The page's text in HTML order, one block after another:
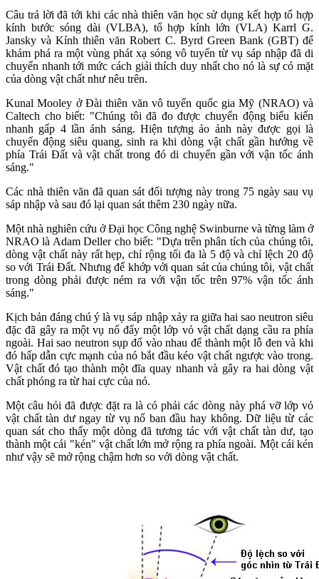
Câu trả lời đã tới khi các nhà thiên văn học sử dụng kết hợp tổ hợp
kính bước sóng dài (VLBA), tổ hợp kính lớn (VLA) Karrl G.
Jansky và Kính thiên văn Robert C. Byrd Green Bank (GBT) để
khám phá ra một vùng phát xạ sóng vô tuyến từ vụ sáp nhập đã di
chuyển nhanh tới mức cách giải thích duy nhất cho nó là sự có mặt
của dòng vật chất như nêu trên.
Kunal Mooley ở Đài thiên văn vô tuyến quốc gia Mỹ (NRAO) và
Caltech cho biết: "Chúng tôi đã đo được chuyển động biểu kiến
nhanh gấp 4 lần ánh sáng. Hiện tượng ảo ảnh này được gọi là
chuyển động siêu quang, sinh ra khi dòng vật chất gần hướng về
phía Trái Đất và vật chất trong đó di chuyển gần với vận tốc ánh
sáng."
Các nhà thiên văn đã quan sát đối tượng này trong 75 ngày sau vụ
sáp nhập và sau đó lại quan sát thêm 230 ngày nữa.
Một nhà nghiên cứu ở Đại học Công nghệ Swinburne và từng làm ở
NRAO là Adam Deller cho biết: "Dựa trên phân tích của chúng tôi,
dòng vật chất này rất hẹp, chỉ rộng tối đa là 5 độ và chỉ lệch 20 độ
so với Trái Đất. Nhưng để khớp với quan sát của chúng tôi, vật chất
trong dòng phải được ném ra với vận tốc trên 97% vận tốc ánh
sáng."
Kịch bản đáng chú ý là vụ sáp nhập xảy ra giữa hai sao neutron siêu
đặc đã gây ra một vụ nổ đẩy một lớp vỏ vật chất dạng cầu ra phía
ngoài. Hai sao neutron sụp đổ vào nhau để thành một lỗ đen và khi
đó hấp dẫn cực mạnh của nó bắt đầu kéo vật chất ngược vào trong.
Vật chất đó tạo thành một đĩa quay nhanh và gây ra hai dòng vật
chất phóng ra từ hai cực của nó.
Một câu hỏi đã được đặt ra là có phải các dòng này phá vỡ lớp vỏ
vật chất tàn dư ngay từ vụ nổ ban đầu hay không. Dữ liệu từ các
quan sát cho thấy một dòng đã tương tác với vật chất tàn dư, tạo
thành một cái "kén" vật chất lớn mở rộng ra phía ngoài. Một cái kén
như vậy sẽ mở rộng chậm hơn so với dòng vật chất.